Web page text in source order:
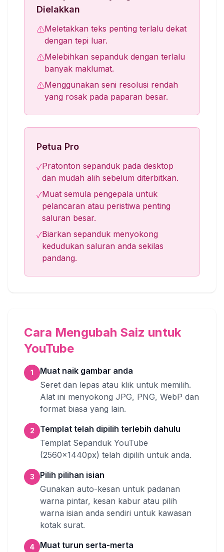
Dielakkan
⚠Meletakkan teks penting terlalu dekat
dengan tepi luar.
⚠Melebihkan sepanduk dengan terlalu
banyak maklumat.
⚠Menggunakan seni resolusi rendah
yang rosak pada paparan besar.
Petua Pro
✓Pratonton sepanduk pada desktop
dan mudah alih sebelum diterbitkan.
✓Muat semula pengepala untuk
pelancaran atau peristiwa penting
saluran besar.
✓Biarkan sepanduk menyokong
kedudukan saluran anda sekilas
pandang.
Cara Mengubah Saiz untuk
YouTube
1
Muat naik gambar anda
Seret dan lepas atau klik untuk memilih.
Alat ini menyokong JPG, PNG, WebP dan
format biasa yang lain.
2
Templat telah dipilih terlebih dahulu
Templat Sepanduk YouTube
(2560x1440px) telah dipilih untuk anda.
3
Pilih pilihan isian
Gunakan auto-kesan untuk padanan
warna pintar, kesan kabur atau pilih
warna isian anda sendiri untuk kawasan
kotak surat.
4
Muat turun serta-merta